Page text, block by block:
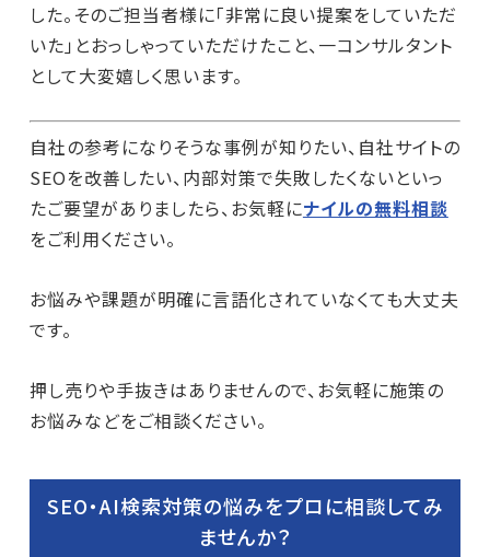
した。そのご担当者様に「非常に良い提案をしていただ
いた」とおっしゃっていただけたこと、一コンサルタント
として大変嬉しく思います。
自社の参考になりそうな事例が知りたい、自社サイトの
SEOを改善したい、内部対策で失敗したくないといっ
たご要望がありましたら、お気軽にナイルの無料相談
をご利用ください。
お悩みや課題が明確に言語化されていなくても大丈夫
です。
押し売りや手抜きはありませんので、お気軽に施策の
お悩みなどをご相談ください。
SEO・AI検索対策の悩みをプロに相談してみ
ませんか？